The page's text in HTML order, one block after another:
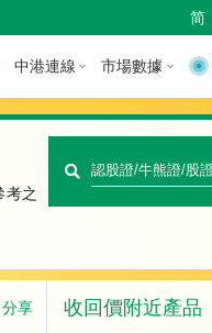
简
中港連線 市場數據
考之
快
速
尋
認
享 收回價附近產品